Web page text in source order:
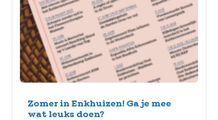
Zomer in Enkhuizen! Ga je mee
wat leuks doen?